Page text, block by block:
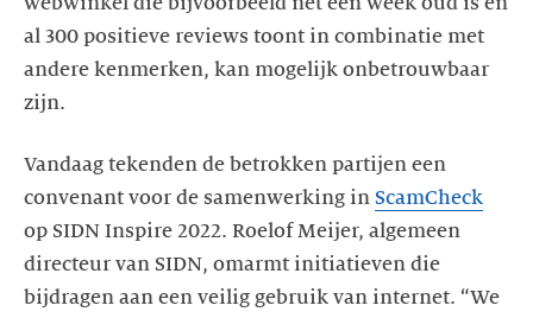
al 300 positieve reviews toont in combinatie met
andere kenmerken, kan mogelijk onbetrouwbaar
zijn.
Vandaag tekenden de betrokken partijen een
convenant voor de samenwerking in ScamCheck
op SIDN Inspire 2022. Roelof Meijer, algemeen
directeur van SIDN, omarmt initiatieven die
bijdragen aan een veilig gebruik van internet. “We